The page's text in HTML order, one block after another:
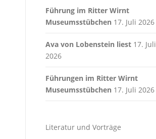
Führung im Ritter Wirnt
Museumsstübchen 17. Juli 2026
Ava von Lobenstein liest 17. Juli
2026
Führungen im Ritter Wirnt
Museumsstübchen 17. Juli 2026
Literatur und Vorträge